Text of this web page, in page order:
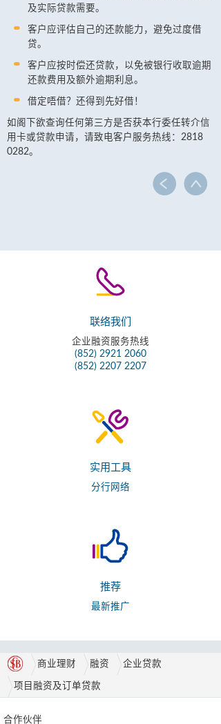
及实际贷款需要。
客户应评估自己的还款能力，避免过度借
贷。
客户应按时偿还贷款，以免被银行收取逾期
还款费用及额外逾期利息。
借定唔借？还得到先好借！
如阁下欲查询任何第三方是否获本行委任转介信
用卡或贷款申请，请致电客户服务热线：2818
0282。
联络我们
企业融资服务热线
(852) 2921 2060
(852) 2207 2207
实用工具
分行网络
推荐
最新推广
商业理财 融资 企业贷款
项目融资及订单贷款
合作伙伴